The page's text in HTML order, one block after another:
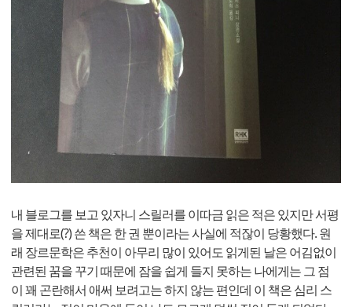
내 블로그를 보고 있자니 스릴러를 이따금 읽은 적은 있지만 서평
을 제대로(?) 쓴 책은 한 권 뿐이라는 사실에 적잖이 당황했다. 원
래 장르문학은 추천이 아무리 많이 있어도 읽게된 날은 어김없이
관련된 꿈을 꾸기 때문에 잠을 쉽게 들지 못하는 나에게는 그 점
이 꽤 곤란해서 애써 보려고는 하지 않는 편인데 이 책은 심리 스